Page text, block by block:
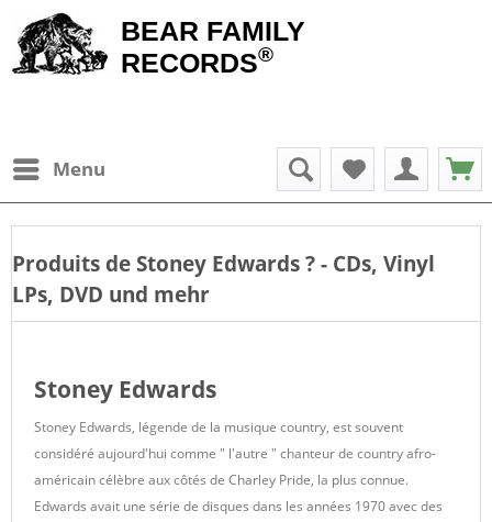
BEAR FAMILY
RECORDS®
Menu
Produits de Stoney Edwards? - CDs, Vinyl
LPs, DVD und mehr
Stoney Edwards
Stoney Edwards, légende de la musique country, est souvent
considéré aujourd'hui comme " l'autre " chanteur de country afro-
américain célèbre aux côtés de Charley Pride, la plus connue.
Edwards avait une série de disques dans les années 1970 avec des